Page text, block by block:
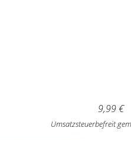
9,99€
Umsatzsteuerbefreit